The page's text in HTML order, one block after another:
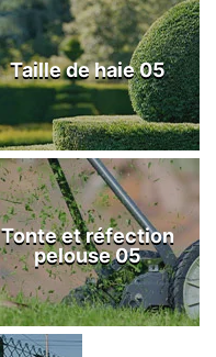
Taille de haie 05
Tonte et réfection
pelouse 05